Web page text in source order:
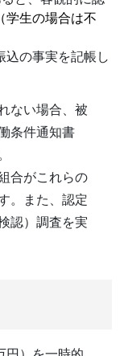
（学生の場合は不
込の事実を記帳し
ない場合、被
条件通知書
合がこれらの
。また、認定
認）調査を実